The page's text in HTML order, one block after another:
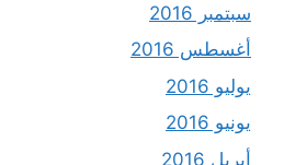
سبتمبر 2016
أغسطس 2016
يوليو 2016
يونيو 2016
أبريل 2016